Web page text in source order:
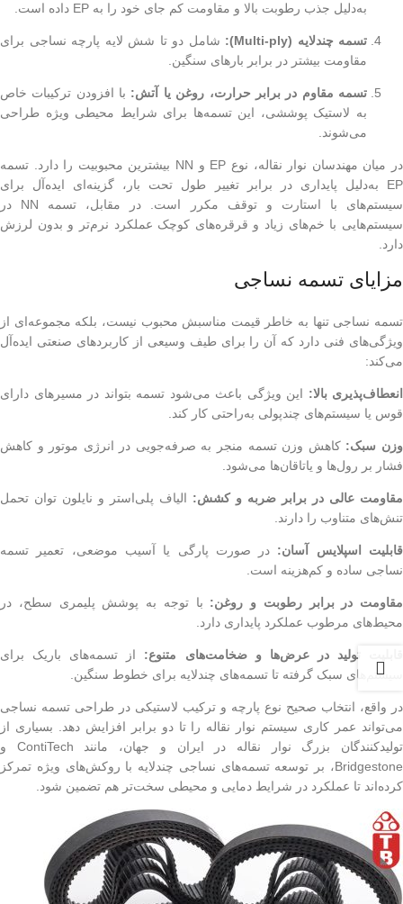
به‌دلیل جذب رطوبت بالا و مقاومت کم جای خود را به EP داده است.
تسمه چندلایه (Multi-ply):
شامل دو تا شش لایه پارچه نساجی برای
مقاومت بیشتر در برابر بارهای سنگین.
تسمه مقاوم در برابر حرارت، روغن یا آتش: با افزودن ترکیبات خاص
به لاستیک پوششی، این تسمه‌ها برای شرایط محیطی ویژه طراحی
می‌شوند.
در میان مهندسان نوار نقاله، نوع EP و NN بیشترین محبوبیت را دارد. تسمه
EP به‌دلیل پایداری در برابر تغییر طول تحت بار، گزینه‌ای ایده‌آل برای
سیستم‌های با استارت و توقف مکرر است. در مقابل، تسمه NN در
سیستم‌هایی با خم‌های زیاد و قرقره‌های کوچک عملکرد نرم‌تر و بدون لرزش
دارد.
مزایای تسمه نساجی
تسمه نساجی تنها به خاطر قیمت مناسبش محبوب نیست، بلکه مجموعه‌ای از
ویژگی‌های فنی دارد که آن را برای طیف وسیعی از کاربردهای صنعتی ایده‌آل
می‌کند:
انعطاف‌پذیری بالا: این ویژگی باعث می‌شود تسمه بتواند در مسیرهای دارای
قوس یا سیستم‌های چندپولی به‌راحتی کار کند.
وزن سبک: کاهش وزن تسمه منجر به صرفه‌جویی در انرژی موتور و کاهش
فشار بر رول‌ها و یاتاقان‌ها می‌شود.
مقاومت عالی در برابر ضربه و کشش: الیاف پلی‌استر و نایلون توان تحمل
تنش‌های متناوب را دارند.
قابلیت اسپلایس آسان: در صورت پارگی یا آسیب موضعی، تعمیر تسمه
نساجی ساده و کم‌هزینه است.
مقاومت در برابر رطوبت و روغن: با توجه به پوشش پلیمری سطح، در
محیط‌های مرطوب عملکرد پایداری دارد.
قابلیت تولید در عرض‌ها و ضخامت‌های متنوع: از تسمه‌های باریک برای
سیستم‌های سبک گرفته تا تسمه‌های چندلایه برای خطوط سنگین.
در واقع، انتخاب صحیح نوع پارچه و ترکیب لاستیکی در طراحی تسمه نساجی
می‌تواند عمر کاری سیستم نوار نقاله را تا دو برابر افزایش دهد. بسیاری از
تولیدکنندگان بزرگ نوار نقاله در ایران و جهان، مانند ContiTech و
Bridgestone، بر توسعه تسمه‌های نساجی چندلایه با روکش‌های ویژه تمرکز
کرده‌اند تا عملکرد در شرایط دمایی و محیطی سخت‌تر هم تضمین شود.